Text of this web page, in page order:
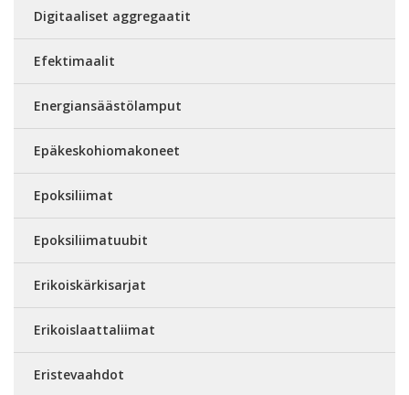
Digitaaliset aggregaatit
Efektimaalit
Energiansäästölamput
Epäkeskohiomakoneet
Epoksiliimat
Epoksiliimatuubit
Erikoiskärkisarjat
Erikoislaattaliimat
Eristevaahdot